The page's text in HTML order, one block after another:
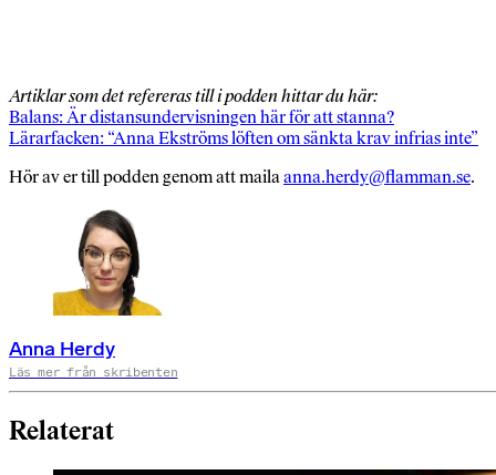
Artiklar som det refereras till i podden hittar du här:
Balans: Är distansundervisningen här för att stanna?
Lärarfacken: “Anna Ekströms löften om sänkta krav infrias inte”
Hör av er till podden genom att mailaanna.herdy@flamman.se.
Anna Herdy
Läs mer från skribenten
Relaterat